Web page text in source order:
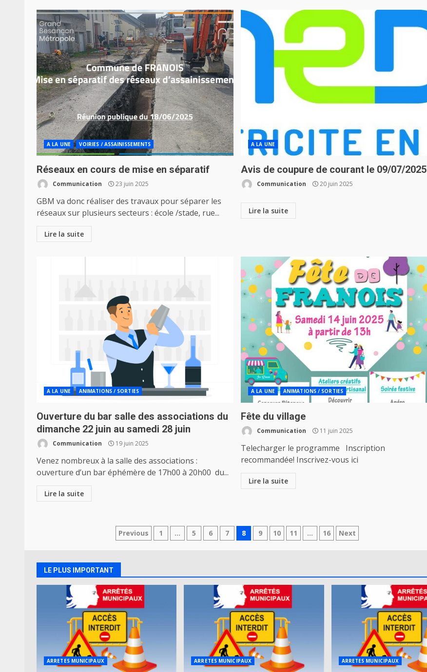
A LA UNE VOIRIES / ASSAINISSEMENTS
Réseaux en cours de mise en séparatif
Communication 23 juin 2025
GBM va donc réaliser des travaux pour séparer les
réseaux sur plusieurs secteurs : école /stade, rue...
Lire la suite
A LA UNE
Avis de coupure de courant le 09/07/2025
Communication 20 juin 2025
Lire la suite
A LA UNE ANIMATIONS / SORTIES
Ouverture du bar salle des associations du
dimanche 22 juin au samedi 28 juin
Communication 19 juin 2025
Venez nombreux à la salle des associations :
ouverture d’un bar éphémère de 17h00 à 20h00 du...
Lire la suite
A LA UNE ANIMATIONS / SORTIES
Fête du village
Communication 11 juin 2025
Telecharger le programme Inscription
recommandée! Inscrivez-vous ici
Lire la suite
Navigation
articles
Previous 1 … 5 6 7 8 9 10 11 … 16 Next
LE PLUS IMPORTANT
ARRETES MUNICIPAUX ARRETES MUNICIPAUX ARRETES MUNICIPAUX